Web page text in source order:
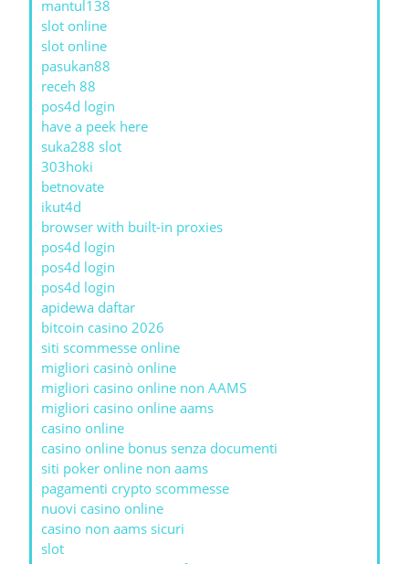
mantul138
slot online
slot online
pasukan88
receh 88
pos4d login
have a peek here
suka288 slot
303hoki
betnovate
ikut4d
browser with built-in proxies
pos4d login
pos4d login
pos4d login
apidewa daftar
bitcoin casino 2026
siti scommesse online
migliori casinò online
migliori casino online non AAMS
migliori casino online aams
casino online
casino online bonus senza documenti
siti poker online non aams
pagamenti crypto scommesse
nuovi casino online
casino non aams sicuri
slot